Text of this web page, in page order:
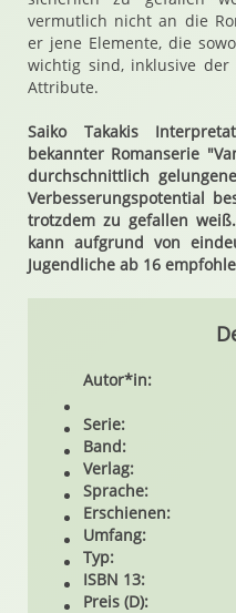
vermutlich nicht an die
er jene Elemente, die
wichtig sind, inklusive
Attribute.
Saiko Takakis
bekannter Romanserie
durchschnittlich
Verbesserungspotential
trotzdem zu gefallen
kann aufgrund von
Jugendliche ab 16
Autor*in:
Serie:
Band:
Verlag:
Sprache:
Erschienen:
Umfang:
Typ:
ISBN 13:
Preis (D):